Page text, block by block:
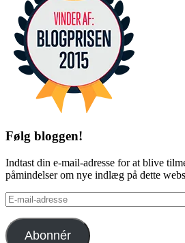
Følg bloggen!
Indtast din e-mail-adresse for at blive
påmindelser om nye indlæg på dette
E-
mail-
adresse
Abonnér